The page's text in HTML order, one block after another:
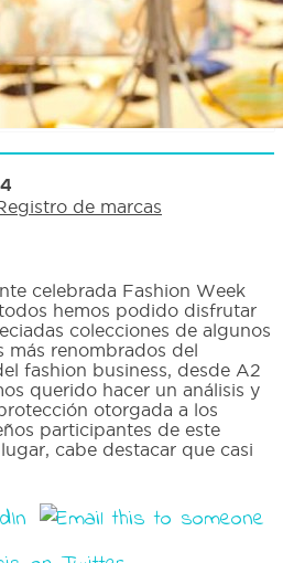
de marcas
celebrada Fashion Week
hemos podido disfrutar
colecciones de algunos
más renombrados del
fashion business, desde A2
querido hacer un análisis y
otorgada a los
participantes de este
cabe destacar que casi